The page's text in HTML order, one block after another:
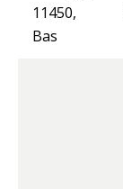
11450,
Bas